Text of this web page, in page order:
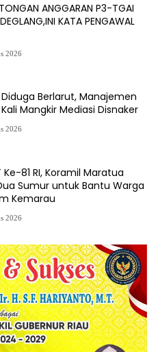
ANGGARAN P3-TGAI
KATA PENGAWAL
2026
Diduga Berlarut, Manajemen
Mangkir Mediasi Disnaker
2026
81 RI, Koramil Maratua
Sumur untuk Bantu Warga
Kemarau
2026